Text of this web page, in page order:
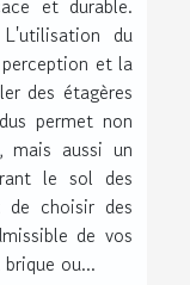
et durable.
du
et la
des étagères
permet non
mais aussi un
le sol des
de choisir des
de vos
ou...